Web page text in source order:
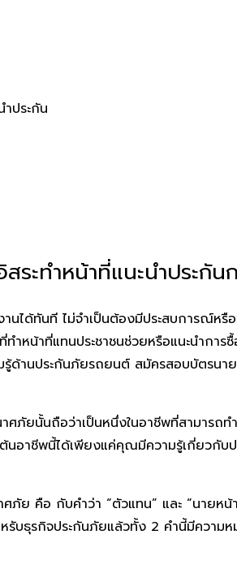
ะทำหน้าที่แนะนำประกัน
นได้ทันที ไม่จำเป็นต้องมีประสบการณ์ห
ทำหน้าที่แทนประชาชนช่วยหรือแนะนำก
ด้านประกันภัยรถยนต์ สมัครสอบบัตรน
ภัยนั้นถือว่าเป็นหนึ่งในอาชีพที่สามาร
อาชีพนี้ได้เพียงแค่คุณมีความรู้เกี่ยวกับ
ศภัย คือ กับคำว่า “ตัวแทน” และ “นายห
รับธุรกิจประกันภัยแล้วทั้ง 2 คำนี้มีควา